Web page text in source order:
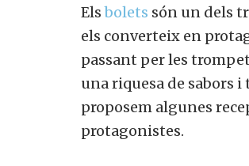
Elsbolets són un dels
els converteix en
passant per les
una riquesa de sabors
proposem algunes
protagonistes.